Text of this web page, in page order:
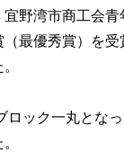
宜野湾市商工会
最優秀賞）を
ロック一丸とな